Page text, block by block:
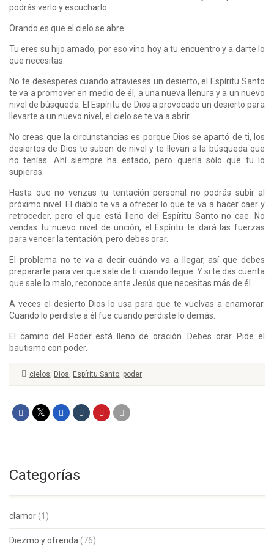
podrás verlo y escucharlo.
Orando es que el cielo se abre.
Tu eres su hijo amado, por eso vino hoy a tu encuentro y a darte lo
que necesitas.
No te desesperes cuando atravieses un desierto, el Espíritu Santo
te va a promover en medio de él, a una nueva llenura y a un nuevo
nivel de búsqueda. El Espíritu de Dios a provocado un desierto para
llevarte a un nuevo nivel, el cielo se te va a abrir.
No creas que la circunstancias es porque Dios se apartó de ti, los
desiertos de Dios te suben de nivel y te llevan a la búsqueda que
no tenías. Ahí siempre ha estado, pero quería sólo que tu lo
supieras.
Hasta que no venzas tu tentación personal no podrás subir al
próximo nivel. El diablo te va a ofrecer lo que te va a hacer caer y
retroceder, pero el que está lleno del Espíritu Santo no cae. No
vendas tu nuevo nivel de unción, el Espíritu te dará las fuerzas
para vencer la tentación, pero debes orar.
El problema no te va a decir cuándo va a llegar, así que debes
prepararte para ver que sale de ti cuando llegue. Y si te das cuenta
que sale lo malo, reconoce ante Jesús que necesitas más de él.
A veces el desierto Dios lo usa para que te vuelvas a enamorar.
Cuando lo perdiste a él fue cuando perdiste lo demás.
El camino del Poder está lleno de oración. Debes orar. Pide el
bautismo con poder.
cielos, Dios, Espíritu Santo, poder
Categorías
clamor (1)
Diezmo y ofrenda (76)